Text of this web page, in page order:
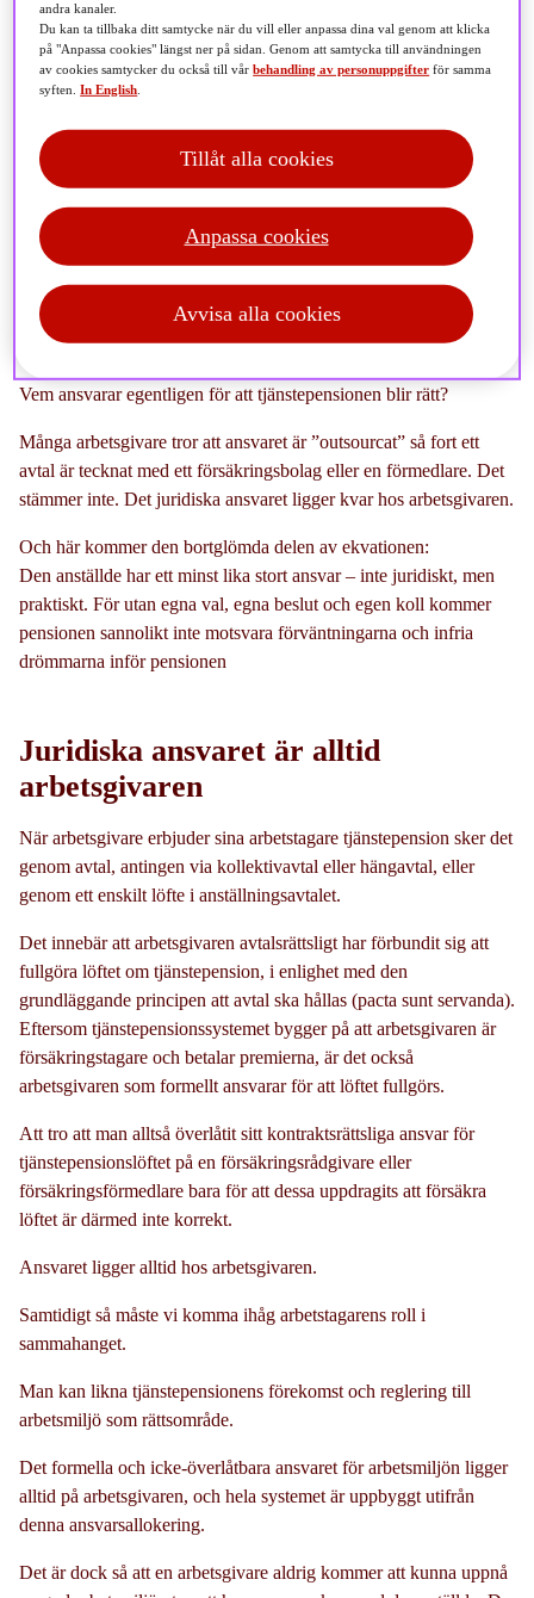
När arbetsgivaren sköter sitt juridiska ansvar och
medarbetaren börjar ta aktiva beslut kring sina
pensionsval händer något viktigt: tryggheten växer, det
skriver SPPs arbetsrättsjurist Vanessa von Zweigbergk.
”Tjänstepensionen blir korrekt administrerad och får
samtidigt förutsättningar att bli så stark som möjligt.”
Vem ansvarar egentligen för att tjänstepensionen blir rätt?
Många arbetsgivare tror att ansvaret är ”outsourcat” så fort ett
avtal är tecknat med ett försäkringsbolag eller en förmedlare. Det
stämmer inte. Det juridiska ansvaret ligger kvar hos arbetsgivaren.
Och här kommer den bortglömda delen av ekvationen:
Den anställde har ett minst lika stort ansvar – inte juridiskt, men
praktiskt. För utan egna val, egna beslut och egen koll kommer
pensionen sannolikt inte motsvara förväntningarna och infria
drömmarna inför pensionen
Juridiska ansvaret är alltid
arbetsgivaren
När arbetsgivare erbjuder sina arbetstagare tjänstepension sker det
genom avtal, antingen via kollektivavtal eller hängavtal, eller
genom ett enskilt löfte i anställningsavtalet.
Det innebär att arbetsgivaren avtalsrättsligt har förbundit sig att
fullgöra löftet om tjänstepension, i enlighet med den
grundläggande principen att avtal ska hållas (pacta sunt servanda).
Eftersom tjänstepensionssystemet bygger på att arbetsgivaren är
försäkringstagare och betalar premierna, är det också
arbetsgivaren som formellt ansvarar för att löftet fullgörs.
Att tro att man alltså överlåtit sitt kontraktsrättsliga ansvar för
tjänstepensionslöftet på en försäkringsrådgivare eller
försäkringsförmedlare bara för att dessa uppdragits att försäkra
löftet är därmed inte korrekt.
Ansvaret ligger alltid hos arbetsgivaren.
Samtidigt så måste vi komma ihåg arbetstagarens roll i
sammahanget.
Man kan likna tjänstepensionens förekomst och reglering till
arbetsmiljö som rättsområde.
Det formella och icke-överlåtbara ansvaret för arbetsmiljön ligger
alltid på arbetsgivaren, och hela systemet är uppbyggt utifrån
denna ansvarsallokering.
Det är dock så att en arbetsgivare aldrig kommer att kunna uppnå
andra kanaler.
Du kan ta tillbaka ditt samtycke när du vill eller anpassa dina val genom att klicka
på "Anpassa cookies" längst ner på sidan. Genom att samtycka till användningen
av cookies samtycker du också till vårbehandling av personuppgifter för samma
syften.In English
Anpassa cookies
Avvisa alla cookies
Tillåt alla cookies